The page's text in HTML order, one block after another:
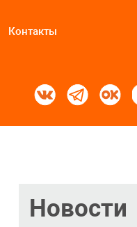
Контакты
Новости